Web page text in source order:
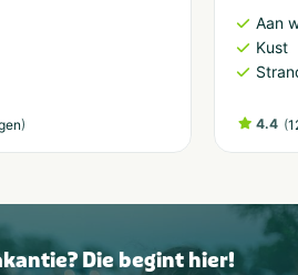
)
Aan
Kust
4.4 (
Die begint hier!